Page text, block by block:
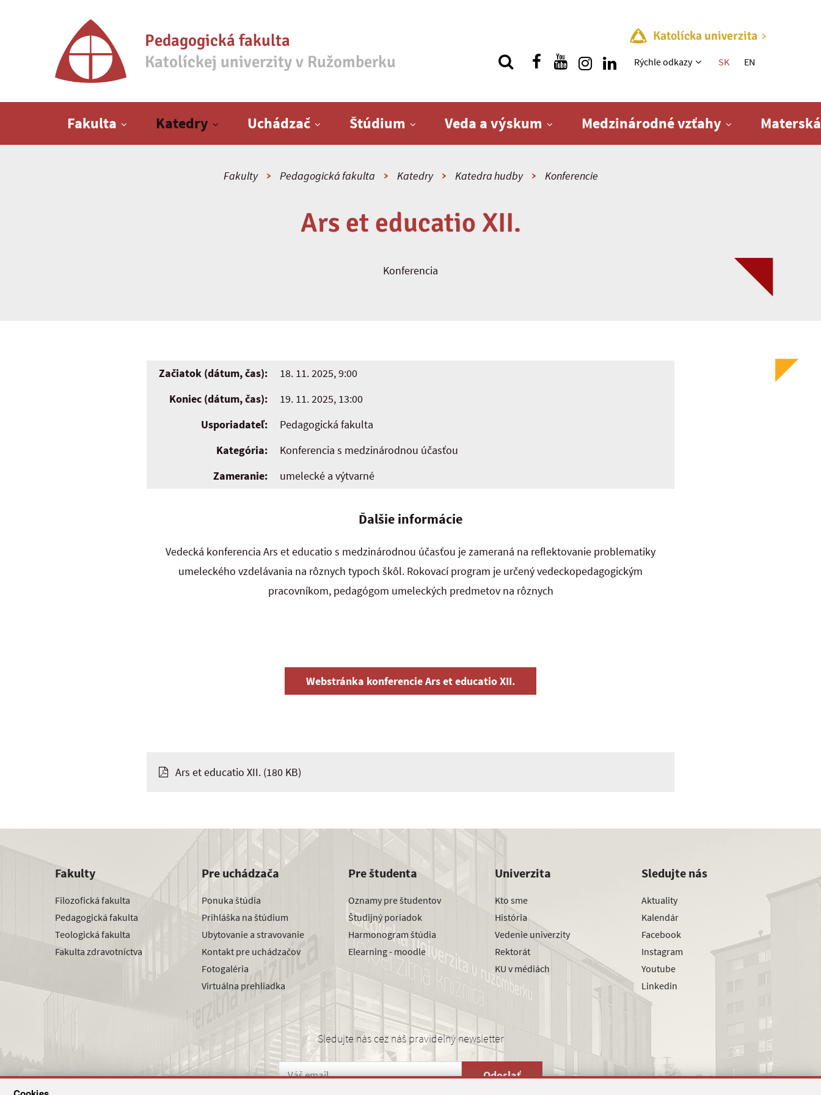
Pedagogická fakulta
Katolíckej univerzity v Ružomberku
Katolícka univerzita
Rýchle menu
Rýchle odkazy SK EN
Fakulta Katedry Uchádzač Štúdium Veda a výskum Medzinárodné vzťahy
Fakulty Pedagogická fakulta Katedry Katedra hudby Konferencie
Ars et educatio XII.
Konferencia
Začiatok (dátum, čas):
18. 11. 2025, 9:00
Koniec (dátum, čas):
19. 11. 2025, 13:00
Usporiadateľ:
Pedagogická fakulta
Kategória:
Konferencia s medzinárodnou účasťou
Zameranie:
umelecké a výtvarné
Ďalšie informácie
Vedecká konferencia Ars et educatio s medzinárodnou účasťou je zameraná na reflektovanie problematiky
umeleckého vzdelávania na rôznych typoch škôl. Rokovací program je určený vedeckopedagogickým
pracovníkom, pedagógom umeleckých predmetov na rôznych
Webstránka konferencie Ars et educatio XII.
Ars et educatio XII. (180 KB)
Fakulty
Filozofická fakulta
Pedagogická fakulta
Teologická fakulta
Fakulta zdravotníctva
Pre uchádzača
Ponuka štúdia
Prihláška na štúdium
Ubytovanie a stravovanie
Kontakt pre uchádzačov
Fotogaléria
Virtuálna prehliadka
Pre študenta
Oznamy pre študentov
Študijný poriadok
Harmonogram štúdia
Elearning - moodle
Univerzita
Kto sme
História
Vedenie univerzity
Rektorát
KU v médiách
Sledujte nás
Aktuality
Kalendár
Facebook
Instagram
Youtube
Linkedin
Sledujte nás cez náš pravidelný newsletter
Odoslať